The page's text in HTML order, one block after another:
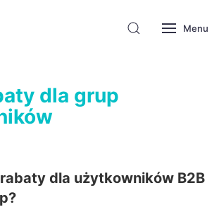
Menu
dla grup
dla użytkowników B2B